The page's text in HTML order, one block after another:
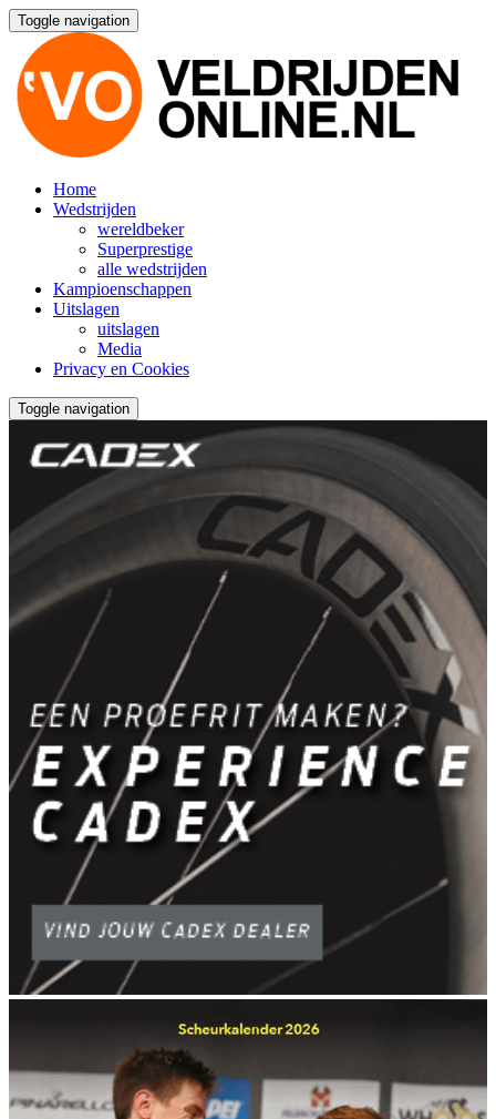
Toggle navigation
Home
Wedstrijden
wereldbeker
Superprestige
alle wedstrijden
Kampioenschappen
Uitslagen
uitslagen
Media
Privacy en Cookies
Toggle navigation